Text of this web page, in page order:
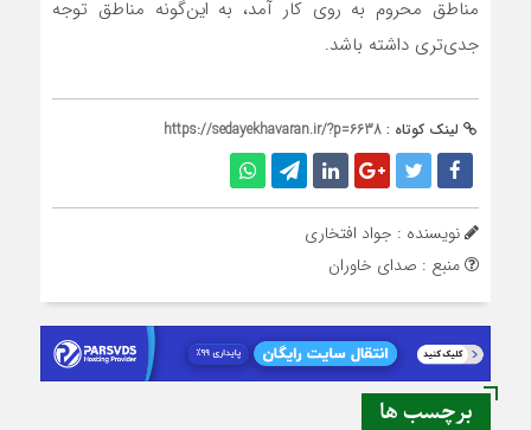
مناطق محروم به روی کار آمد، به این‌گونه مناطق توجه
جدی‌تری داشته باشد.
لینک کوتاه : https://sedayekhavaran.ir/?p=6638
نویسنده : جواد افتخاری
منبع : صدای خاوران
برچسب ها